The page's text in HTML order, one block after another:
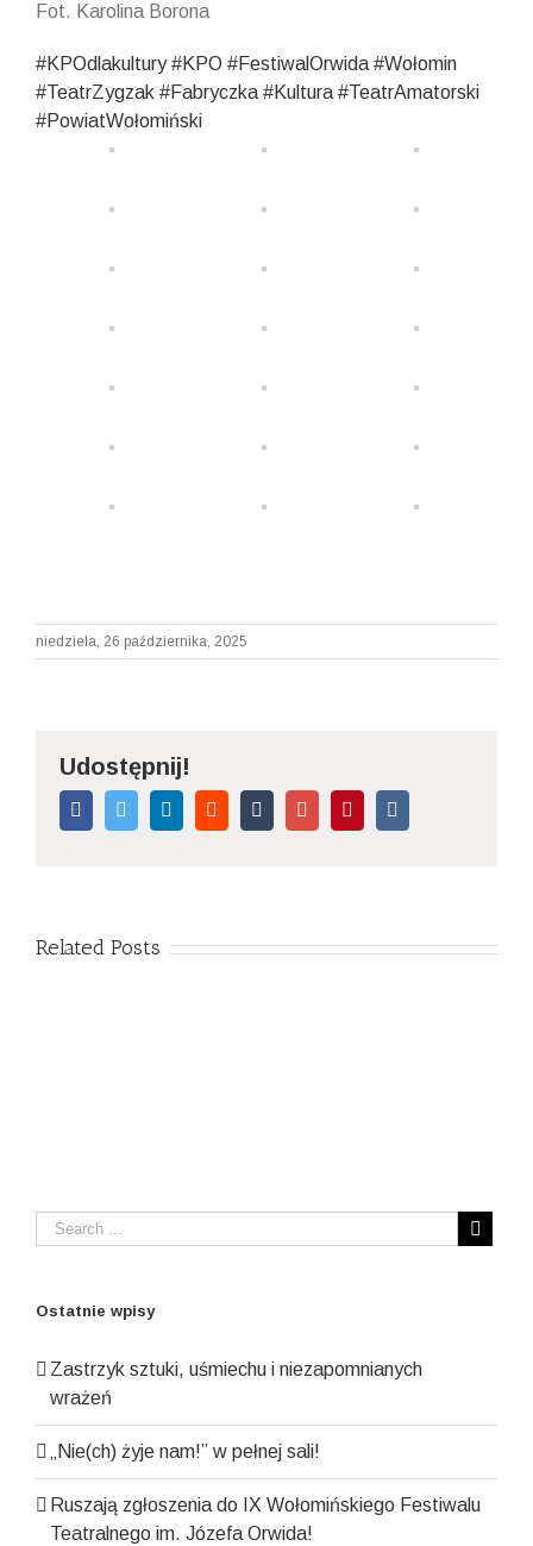
Fot. Karolina Borona
#KPOdlakultury #KPO #FestiwalOrwida #Wołomin
#TeatrZygzak #Fabryczka #Kultura #TeatrAmatorski
#PowiatWołomiński
niedziela, 26 października, 2025
Udostępnij!
FacebookTwitter LinkedinReddit Tumblr Google+Pinterest
Related Posts
Ostatnie wpisy
Zastrzyk sztuki, uśmiechu i niezapomnianych
wrażeń
„Nie(ch) żyje nam!” w pełnej sali!
Ruszają zgłoszenia do IX Wołomińskiego Festiwalu
Teatralnego im. Józefa Orwida!